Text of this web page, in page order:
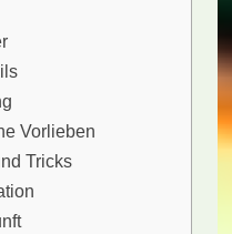
Vorlieben
Tricks